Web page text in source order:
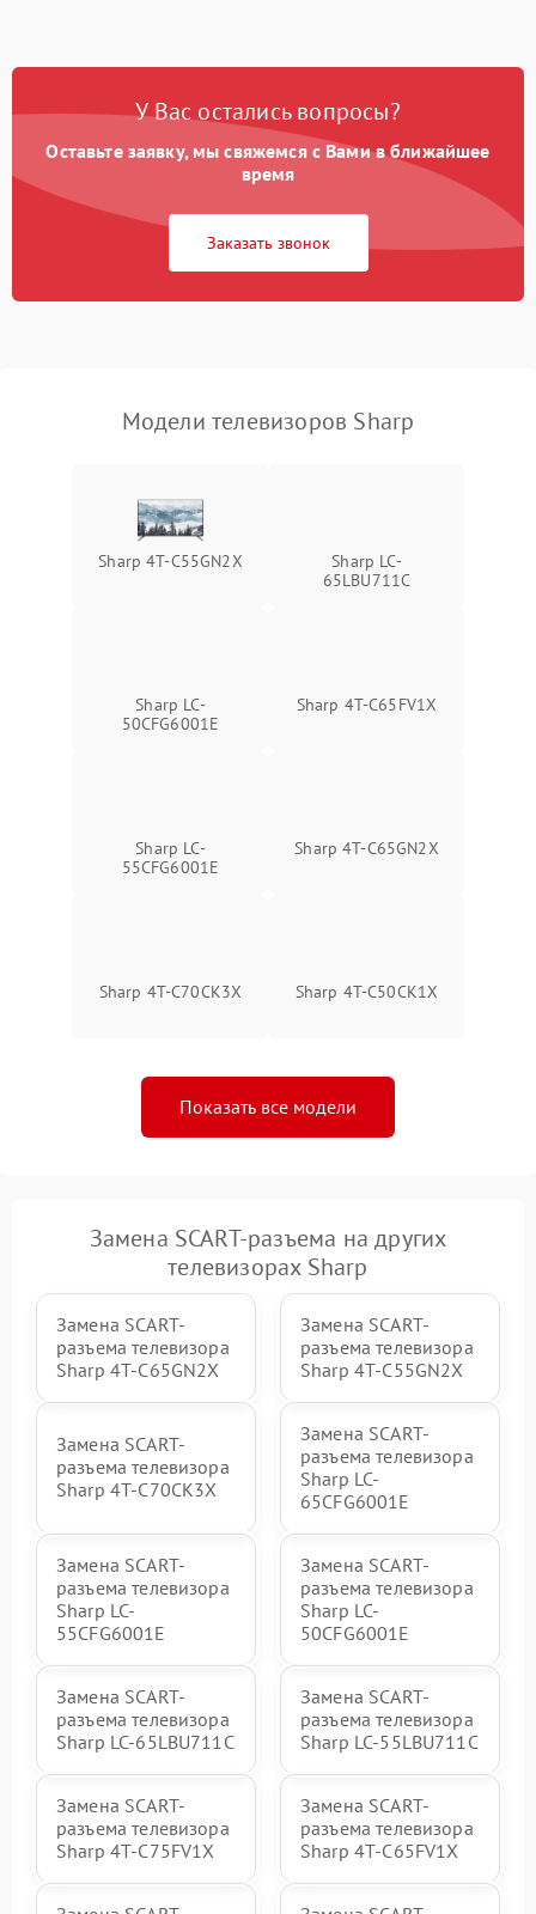
Сеть и подключения
Аудио
Сетевая
У Вас остались вопросы?
Оставьте заявку, мы свяжемся с Вами в ближайшее
время
Заказать звонок
Модели телевизоров Sharp
Sharp 4T-C55GN2X
Sharp LC-
65LBU711C
Sharp LC-
50CFG6001E
Sharp 4T-C65FV1X
Sharp LC-
55CFG6001E
Sharp 4T-C65GN2X
Sharp 4T-C70CK3X Sharp 4T-C50CK1X
Показать все модели
Замена SCART-разъема на других
телевизорах Sharp
Замена SCART-
разъема телевизора
Sharp 4T-C65GN2X
Замена SCART-
разъема телевизора
Sharp 4T-C55GN2X
Замена SCART-
разъема телевизора
Sharp 4T-C70CK3X
Замена SCART-
разъема телевизора
Sharp LC-
65CFG6001E
Замена SCART-
разъема телевизора
Sharp LC-
55CFG6001E
Замена SCART-
разъема телевизора
Sharp LC-
50CFG6001E
Замена SCART-
разъема телевизора
Sharp LC-65LBU711C
Замена SCART-
разъема телевизора
Sharp LC-55LBU711C
Замена SCART-
разъема телевизора
Sharp 4T-C75FV1X
Замена SCART-
разъема телевизора
Sharp 4T-C65FV1X